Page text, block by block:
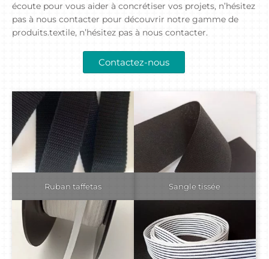
écoute pour vous aider à concrétiser vos projets, n’hésitez
pas à nous contacter pour découvrir notre gamme de
produits.textile, n’hésitez pas à nous contacter.
Contactez-nous
Ruban taffetas Sangle tissée